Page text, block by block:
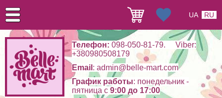
Телефон: 098-050-81-79. Viber:
+380980508179
Email : admin@belle-mart.com
График работы: понедельник -
пятница c 9:00 до 17:00
UA RU